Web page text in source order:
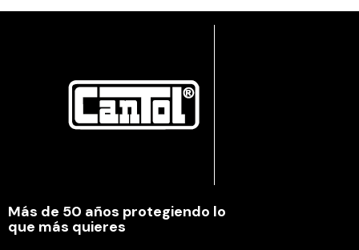
Más de 50 años protegiendo lo
que más quieres